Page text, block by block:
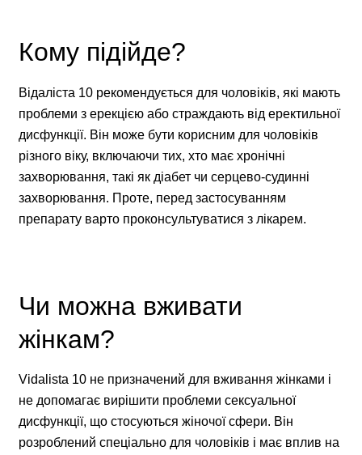
Кому підійде?
Відаліста 10 рекомендується для чоловіків, які мають
проблеми з ерекцією або страждають від еректильної
дисфункції. Він може бути корисним для чоловіків
різного віку, включаючи тих, хто має хронічні
захворювання, такі як діабет чи серцево-судинні
захворювання. Проте, перед застосуванням
препарату варто проконсультуватися з лікарем.
Чи можна вживати
жінкам?
Vidalista 10 не призначений для вживання жінками і
не допомагає вирішити проблеми сексуальної
дисфункції, що стосуються жіночої сфери. Він
розроблений спеціально для чоловіків і має вплив на